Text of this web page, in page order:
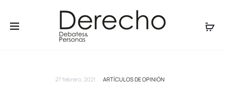
27 febrero, 2021 ARTÍCULOS DE OPINIÓN